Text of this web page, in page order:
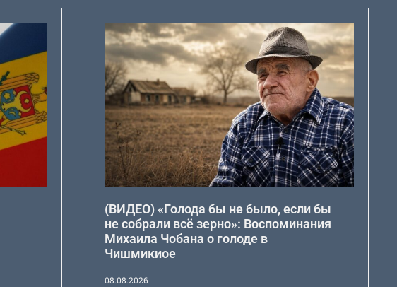
(ВИДЕО) «Голода бы не было, если бы
не собрали всё зерно»: Воспоминания
Михаила Чобана о голоде в
Чишмикиое
08.08.2026